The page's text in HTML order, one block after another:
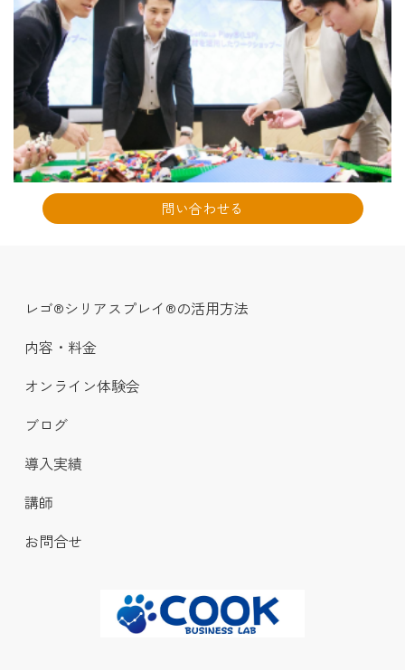
問い合わせる
レゴ®シリアスプレイ®の活用方法
内容・料金
オンライン体験会
ブログ
導入実績
講師
お問合せ